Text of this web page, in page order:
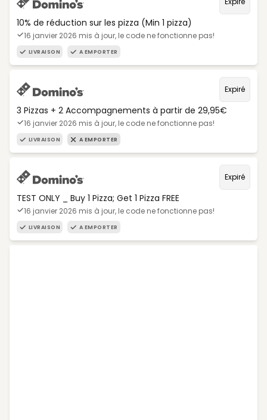
10% de réduction sur les pizza (Min 1 pizza)
16 janvier 2026 mis à jour, le code ne fonctionne pas!
LIVRAISON A EMPORTER
Expiré
3 Pizzas + 2 Accompagnements à partir de 29,95€
16 janvier 2026 mis à jour, le code ne fonctionne pas!
LIVRAISON A EMPORTER
Expiré
TEST ONLY _ Buy 1 Pizza; Get 1 Pizza FREE
16 janvier 2026 mis à jour, le code ne fonctionne pas!
LIVRAISON A EMPORTER